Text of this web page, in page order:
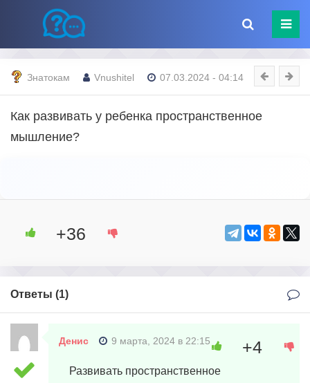
Знатокам Vnushitel 07.03.2024 - 04:14
Как развивать у ребенка пространственное
мышление?
+36
Ответы (1)
Денис 9 марта, 2024 в 22:15
Развивать пространственное
+4